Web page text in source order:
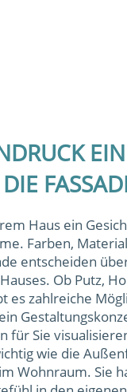
Haus ein
Farben,
entscheiden
Ob Putz,
es zahlreiche
für Sie
wie die
Wohnraum. Sie